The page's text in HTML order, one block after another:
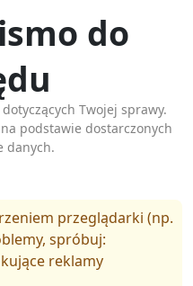
do
Twojej sprawy.
podstawie dostarczonych
danych.
przeglądarki (np.
spróbuj:
reklamy